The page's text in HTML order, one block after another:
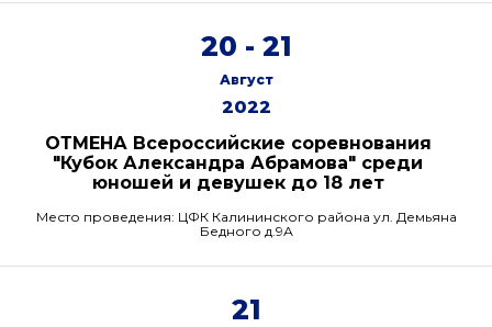
20 - 21
Август
2022
ОТМЕНА Всероссийские соревнования
"Кубок Александра Абрамова" среди
юношей и девушек до 18 лет
Место проведения: ЦФК Калининского района ул. Демьяна
Бедного д.9А
21